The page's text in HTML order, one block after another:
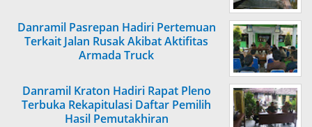
Danramil Pasrepan Hadiri Pertemuan
Terkait Jalan Rusak Akibat Aktifitas
Armada Truck
Danramil Kraton Hadiri Rapat Pleno
Terbuka Rekapitulasi Daftar Pemilih
Hasil Pemutakhiran